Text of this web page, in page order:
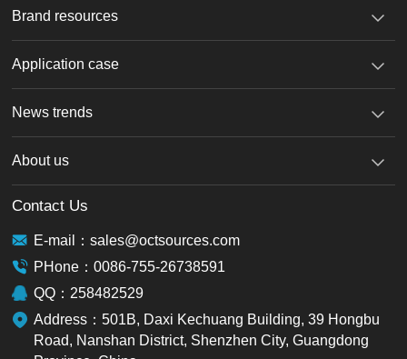
Brand resources
Application case
News trends
About us
Contact Us
E-mail：sales@octsources.com
PHone：0086-755-26738591
QQ：258482529
Address：501B, Daxi Kechuang Building, 39 Hongbu
Road, Nanshan District, Shenzhen City, Guangdong